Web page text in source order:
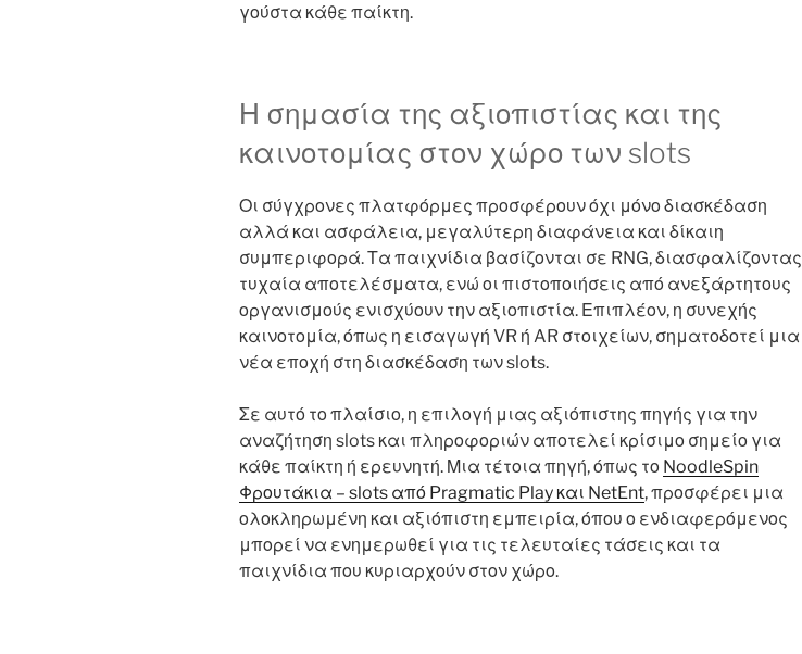
γούστα κάθε παίκτη.
Η σημασία της αξιοπιστίας και της
καινοτομίας στον χώρο των slots
Οι σύγχρονες πλατφόρμες προσφέρουν όχι μόνο διασκέδαση
αλλά και ασφάλεια, μεγαλύτερη διαφάνεια και δίκαιη
συμπεριφορά. Τα παιχνίδια βασίζονται σε RNG, διασφαλίζοντας
τυχαία αποτελέσματα, ενώ οι πιστοποιήσεις από ανεξάρτητους
οργανισμούς ενισχύουν την αξιοπιστία. Επιπλέον, η συνεχής
καινοτομία, όπως η εισαγωγή VR ή AR στοιχείων, σηματοδοτεί μια
νέα εποχή στη διασκέδαση των slots.
Σε αυτό το πλαίσιο, η επιλογή μιας αξιόπιστης πηγής για την
αναζήτηση slots και πληροφοριών αποτελεί κρίσιμο σημείο για
κάθε παίκτη ή ερευνητή. Μια τέτοια πηγή, όπως το NoodleSpin
Φρουτάκια – slots από Pragmatic Play και NetEnt, προσφέρει μια
ολοκληρωμένη και αξιόπιστη εμπειρία, όπου ο ενδιαφερόμενος
μπορεί να ενημερωθεί για τις τελευταίες τάσεις και τα
παιχνίδια που κυριαρχούν στον χώρο.